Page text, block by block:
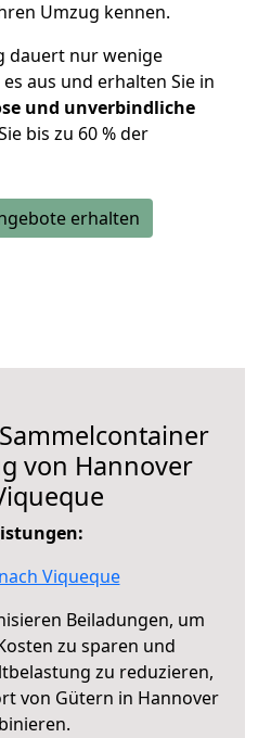
Umzug kennen.
dauert nur wenige
aus und erhalten Sie in
und unverbindliche
bis zu 60 % der
erhalten
von Hannover
Viqueque
Beiladungen, um
zu sparen und
zu reduzieren,
von Gütern in Hannover